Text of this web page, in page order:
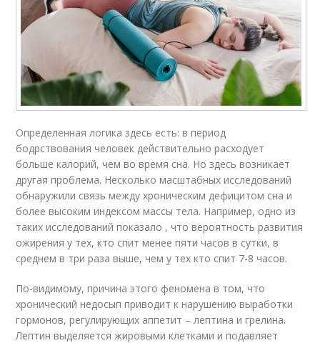
Определенная логика здесь есть: в период
бодрствования человек действительно расходует
больше калорий, чем во время сна. Но здесь возникает
другая проблема. Несколько масштабных исследований
обнаружили связь между хроническим дефицитом сна и
более высоким индексом массы тела. Например, одно из
таких исследований показало , что вероятность развития
ожирения у тех, кто спит менее пяти часов в сутки, в
среднем в три раза выше, чем у тех кто спит 7-8 часов.
По-видимому, причина этого феномена в том, что
хронический недосып приводит к нарушению выработки
гормонов, регулирующих аппетит – лептина и грелина.
Лептин выделяется жировыми клетками и подавляет